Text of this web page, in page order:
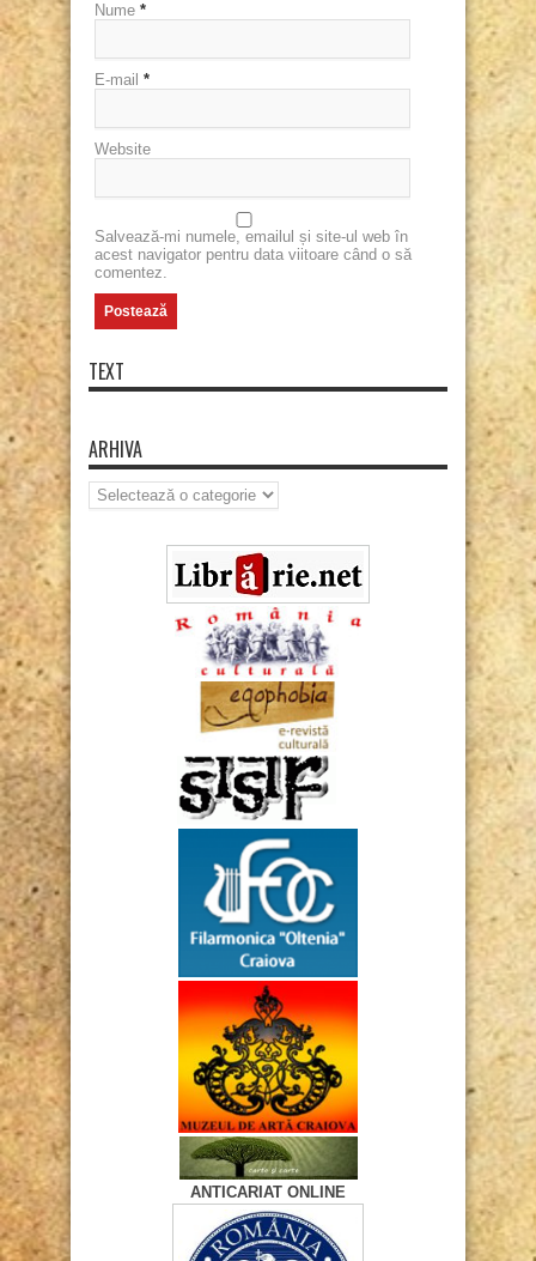
Nume *
E-mail *
Website
Salvează-mi numele, emailul și site-ul web în
acest navigator pentru data viitoare când o să
comentez.
TEXT
ARHIVA
Arhiva
ANTICARIAT ONLINE